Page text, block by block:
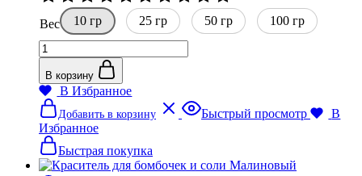
130₽
600₽
0
из
5
Вес 10 гр 25 гр 50 гр
100 гр
Количество
товара
Краситель
водорастворимый
Голубой
В корзину
В Избранное
Добавить в корзину
Этот
товар
вариаций.
Быстрый просмотр
В
Избранное
Быстрая покупка